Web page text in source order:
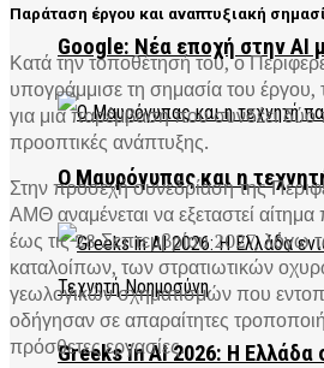
Google: Νέα εποχή στην AI
Ο Μαυρόγυπας και η
Greeks in AI 2026: Η Ελλάδα
Παράταση έργου και αναπτυξιακή
Κατά την τοποθέτησή του, ο
υπογράμμισε τη σημασία του έργου,
για μια παρέμβαση που συνδέει δύο
προοπτικές ανάπτυξης.
Στην προσεχή συνεδρίαση της
ΑΜΘ αναμένεται να εξεταστεί
έως τις 28 Σεπτεμβρίου 2027, λόγω
καταλοίπων, των στρατιωτικών
γεωλογικών σχηματισμών που
οδήγησαν σε απαραίτητες
πρόσθετες εργασίες.